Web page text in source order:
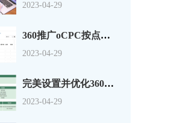
2023-04-29
360推广oCPC按点击出价系数还是目标转化成本？
2023-04-29
完美设置并优化360搜索广告组和广告系列
2023-04-29